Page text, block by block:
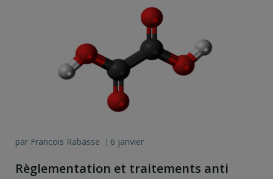
par Francois Rabasse | 6 janvier
Règlementation et traitements anti